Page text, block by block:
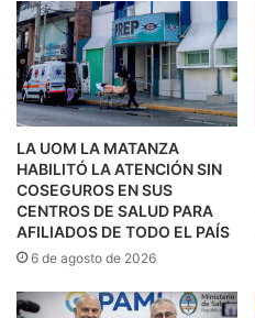
asumió impactó en
libres del pueblo.
teníamos una casa
tres lugares: San
Cañuelas. Sufrimos
porque hubo que
Laferrere y también la
las casas se achican
cobijo y a
LA UOM LA MATANZA
HABILITÓ LA ATENCIÓN SIN
COSEGUROS EN SUS
CENTROS DE SALUD PARA
AFILIADOS DE TODO EL PAÍS
6 de agosto de 2026